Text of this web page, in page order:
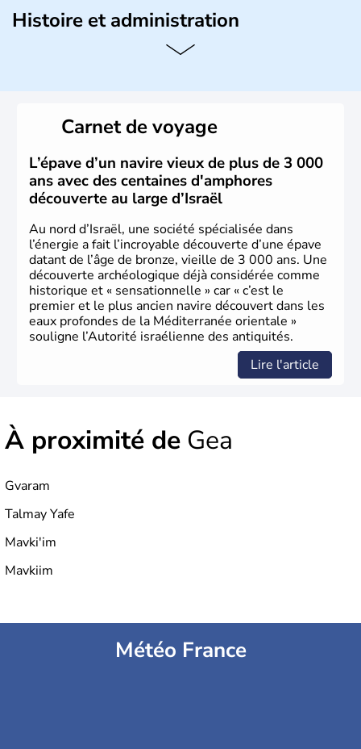
Histoire et administration
L'Israël est un état de la partie est de la Méditerranée,
vrai essor économique dans le domaine des nouvelles
Carnet de voyage
L’épave d’un navire vieux de plus de 3 000
ans avec des centaines d'amphores
découverte au large d’Israël
Au nord d’Israël, une société spécialisée dans
l’énergie a fait l’incroyable découverte d’une épave
datant de l’âge de bronze, vieille de 3 000 ans. Une
découverte archéologique déjà considérée comme
historique et « sensationnelle » car « c’est le
premier et le plus ancien navire découvert dans les
eaux profondes de la Méditerranée orientale »
souligne l’Autorité israélienne des antiquités.
Lire l'article
À proximité de Gea
Gvaram
Talmay Yafe
Mavki'im
Mavkiim
Météo France